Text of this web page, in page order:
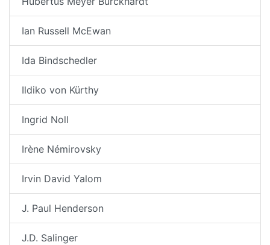
Ian Russell McEwan
Ida Bindschedler
Ildiko von Kürthy
Ingrid Noll
Irène Némirovsky
Irvin David Yalom
J. Paul Henderson
J.D. Salinger